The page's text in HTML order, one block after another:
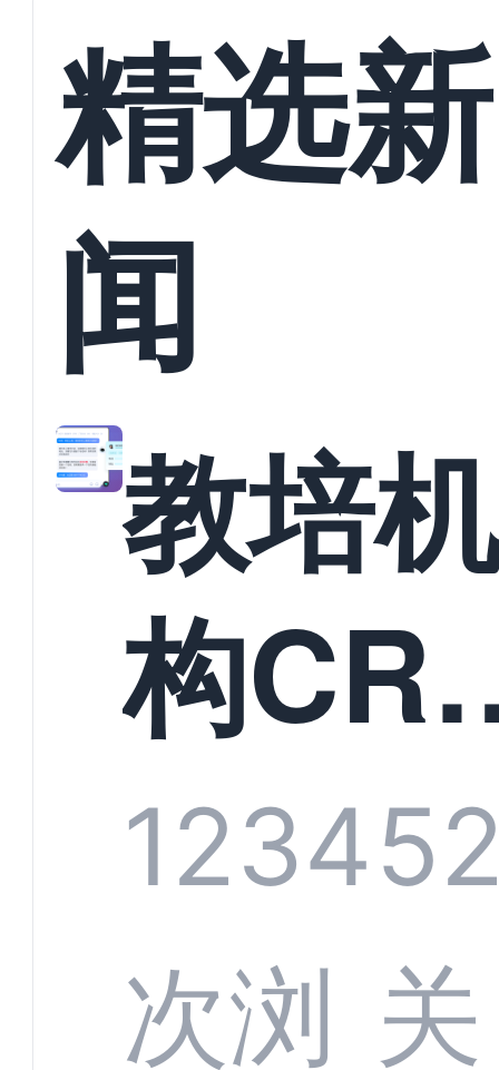
精选新
闻
教培机
构
系统头
部供应
1234
次浏 关